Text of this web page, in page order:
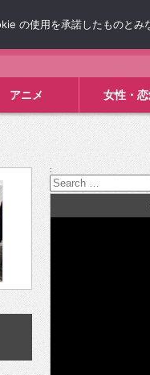
アニメ 女性・
:
の使用を承諾したものとみ